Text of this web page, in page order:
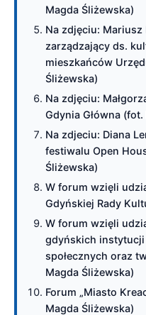
Magda Śliżewska)
Na zdjęciu:
zarządzający ds.
mieszkańców
Śliżewska)
Na zdjęciu:
Gdynia Główna
Na zdjeciu: Diana
festiwalu Open
Śliżewska)
W forum wzięli
Gdyńskiej Rady
W forum wzięli
gdyńskich
społecznych oraz
Magda Śliżewska)
Forum „Miasto
Magda Śliżewska)